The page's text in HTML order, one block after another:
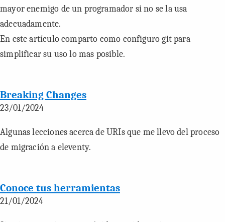
mayor enemigo de un programador si no se la usa
adecuadamente.
En este artículo comparto como configuro git para
simplificar su uso lo mas posible.
Breaking Changes
23/01/2024
Algunas lecciones acerca de URIs que me llevo del proceso
de migración a eleventy.
Conoce tus herramientas
21/01/2024